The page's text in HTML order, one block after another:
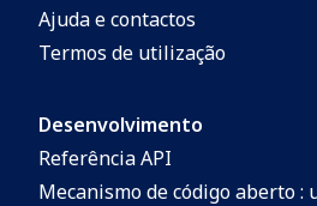
Ajuda e contactos
Termos de utilização
Desenvolvimento
Referência API
Mecanismo de código aberto :